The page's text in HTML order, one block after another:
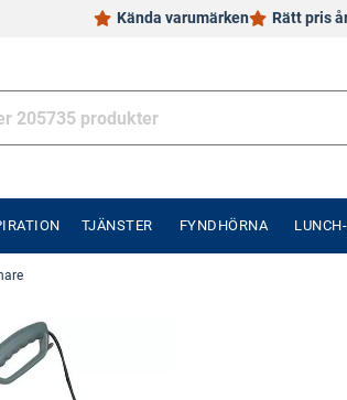
Kända varumärken Rätt pris
TJÄNSTER FYNDHÖRNA